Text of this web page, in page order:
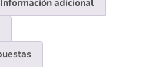
Información adicional